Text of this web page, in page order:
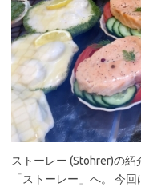
ストーレー (Stohrer)の
「ストーレー」へ。 今